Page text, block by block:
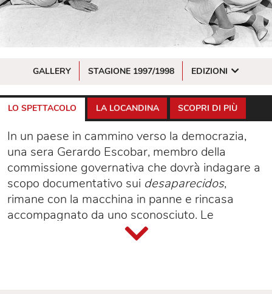
GALLERY STAGIONE 1997/1998 EDIZIONI
LO SPETTACOLO LA LOCANDINA SCOPRI DI PIÙ
In un paese in cammino verso la democrazia,
una sera Gerardo Escobar, membro della
commissione governativa che dovrà indagare a
scopo documentativo sui desaparecidos,
rimane con la macchina in panne e rincasa
accompagnato da uno sconosciuto. Le
chiacchiere dei due attirano la moglie di